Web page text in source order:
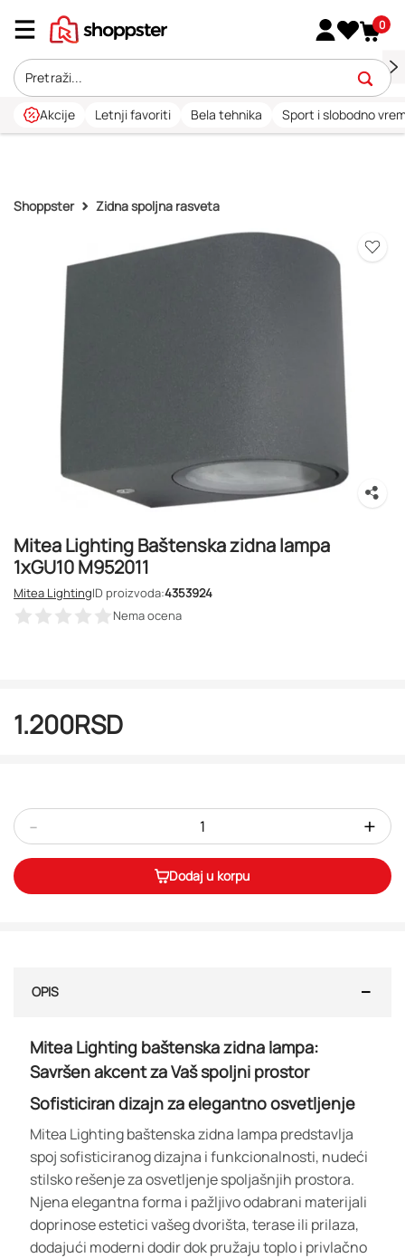
0
Akcije Letnji favoriti Bela tehnika Sport i slobodno
Shoppster Zidna spoljna rasveta
Mitea Lighting Baštenska zidna lampa
1xGU10 M952011
Mitea LightingID proizvoda:4353924
Nema ocena
1.200RSD
- +
Dodaj u korpu
OPIS
Mitea Lighting baštenska zidna lampa:
Savršen akcent za Vaš spoljni prostor
Sofisticiran dizajn za elegantno osvetljenje
Mitea Lighting baštenska zidna lampa predstavlja
spoj sofisticiranog dizajna i funkcionalnosti, nudeći
stilsko rešenje za osvetljenje spoljašnjih prostora.
Njena elegantna forma i pažljivo odabrani materijali
doprinose estetici vašeg dvorišta, terase ili prilaza,
dodajući moderni dodir dok pružaju toplo i privlačno